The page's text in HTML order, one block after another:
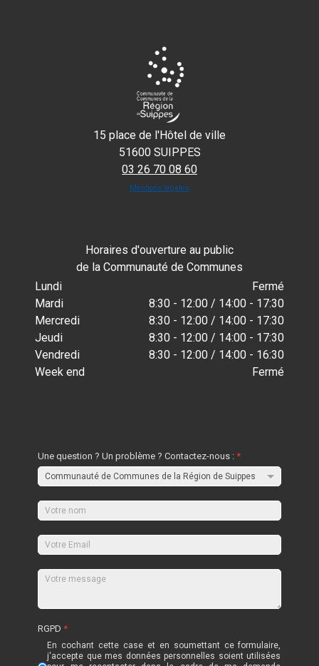
15 place de l'Hôtel de ville
51600 SUIPPES
03 26 70 08 60
Mentions légales
Horaires d'ouverture au public
de la Communauté de Communes
Lundi
Fermé
Mardi
8:30 - 12:00 / 14:00 - 17:30
Mercredi
8:30 - 12:00 / 14:00 - 17:30
Jeudi
8:30 - 12:00 / 14:00 - 17:30
Vendredi
8:30 - 12:00 / 14:00 - 16:30
Week end
Fermé
Une question ? Un problème ? Contactez-nous :*
RGPD*
En cochant cette case et en soumettant ce formulaire,
j'accepte que mes données personnelles soient utilisées